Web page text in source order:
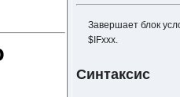
Завершает блок
$IFxxx.
Синтаксис